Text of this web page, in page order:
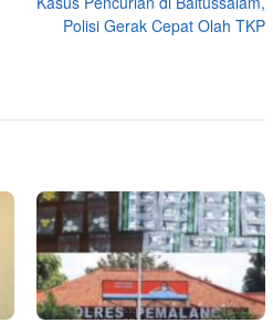
Polisi Gerak Cepat Olah TKP